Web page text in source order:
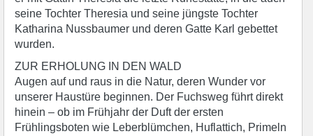
seine Tochter Theresia und seine jüngste Tochter
Katharina Nussbaumer und deren Gatte Karl gebettet
wurden.
ZUR ERHOLUNG IN DEN WALD
Augen auf und raus in die Natur, deren Wunder vor
unserer Haustüre beginnen. Der Fuchsweg führt direkt
hinein – ob im Frühjahr der Duft der ersten
Frühlingsboten wie Leberblümchen, Huflattich, Primeln